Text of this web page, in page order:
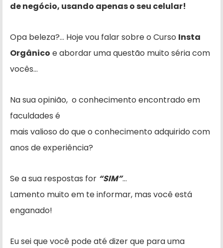
de negócio, usando apenas o seu celular!
Opa beleza?… Hoje vou falar sobre o Curso Insta
Orgânico e abordar uma questão muito séria com
vocês…
Na sua opinião, o conhecimento encontrado em
faculdades é
mais valioso do que o conhecimento adquirido com
anos de experiência?
Se a sua respostas for “SIM”…
Lamento muito em te informar, mas você está
enganado!
Eu sei que você pode até dizer que para uma